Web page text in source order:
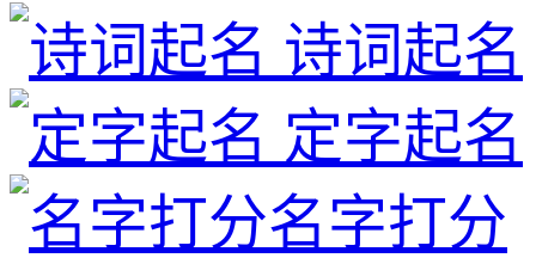
诗词起名
定字起名
名字打分